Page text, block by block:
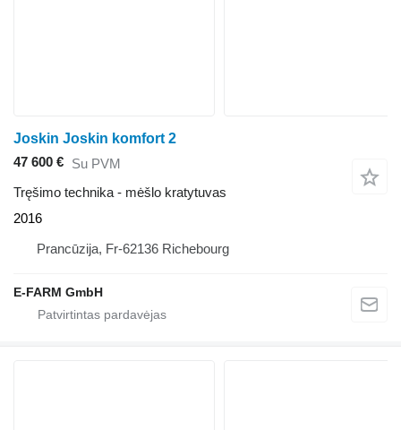
Joskin Joskin komfort 2
47 600 € Su PVM
Tręšimo technika - mėšlo kratytuvas
2016
Prancūzija, Fr-62136 Richebourg
E-FARM GmbH